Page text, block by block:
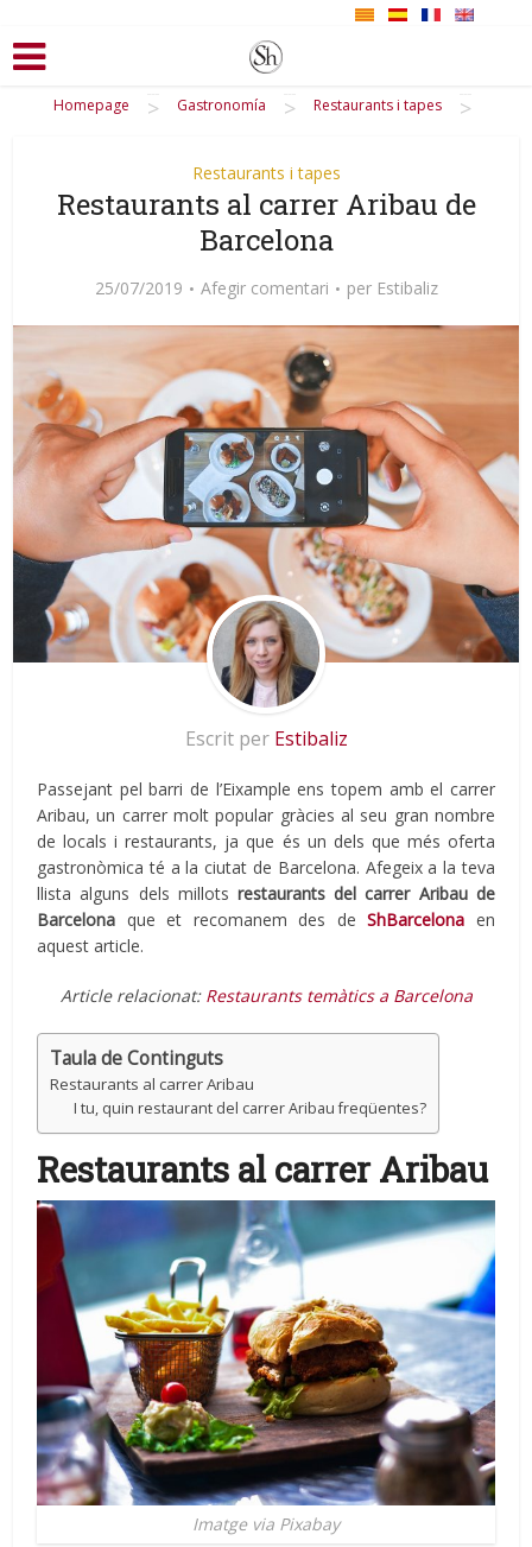
Homepage > Gastronomía > Restaurants i tapes >
Restaurants i tapes
Restaurants al carrer Aribau de
Barcelona
25/07/2019 Afegir comentari per Estibaliz
Escrit per Estibaliz
Passejant pel barri de l’Eixample ens topem amb el carrer
Aribau, un carrer molt popular gràcies al seu gran nombre
de locals i restaurants, ja que és un dels que més oferta
gastronòmica té a la ciutat de Barcelona. Afegeix a la teva
llista alguns dels millots restaurants del carrer Aribau de
Barcelona que et recomanem des deShBarcelona en
aquest article.
Article relacionat:Restaurants temàtics a Barcelona
Taula de Continguts
Restaurants al carrer Aribau
I tu, quin restaurant del carrer Aribau freqüentes?
Restaurants al carrer Aribau
Imatge via Pixabay